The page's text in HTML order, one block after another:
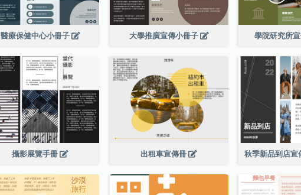
醫療保健中心小冊子 大學推廣宣傳小冊子 學院研究所
攝影展覽手冊 出租車宣傳冊